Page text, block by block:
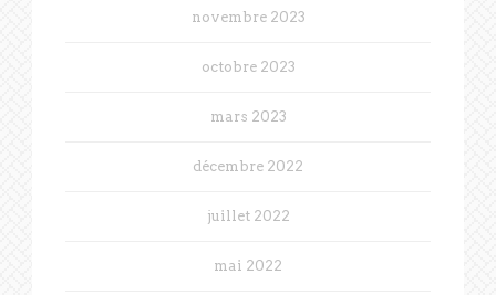
novembre 2023
octobre 2023
mars 2023
décembre 2022
juillet 2022
mai 2022